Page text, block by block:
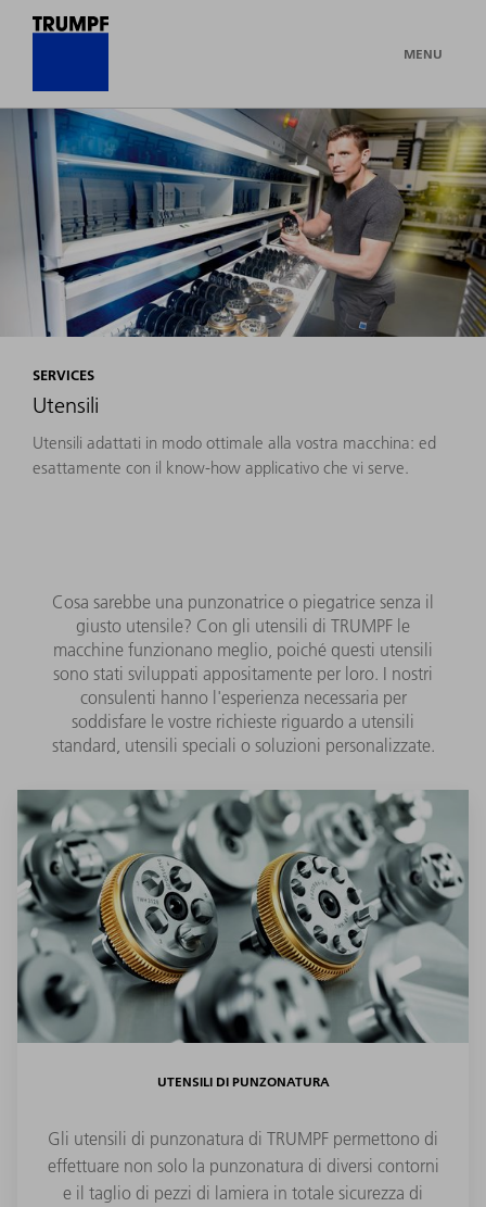
MENU
SERVICES
Utensili
Utensili adattati in modo ottimale alla vostra macchina: ed
esattamente con il know-how applicativo che vi serve.
Cosa sarebbe una punzonatrice o piegatrice senza il
giusto utensile? Con gli utensili di TRUMPF le
macchine funzionano meglio, poiché questi utensili
sono stati sviluppati appositamente per loro. I nostri
consulenti hanno l'esperienza necessaria per
soddisfare le vostre richieste riguardo a utensili
standard, utensili speciali o soluzioni personalizzate.
UTENSILI DI PUNZONATURA
Gli utensili di punzonatura di TRUMPF permettono di
effettuare non solo la punzonatura di diversi contorni
e il taglio di pezzi di lamiera in totale sicurezza di